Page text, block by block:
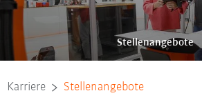
Stellenangebote
Karriere Stellenangebote